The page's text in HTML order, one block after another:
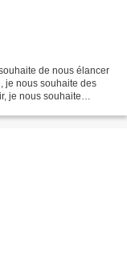
de nous élancer
je nous souhaite des
je nous souhaite